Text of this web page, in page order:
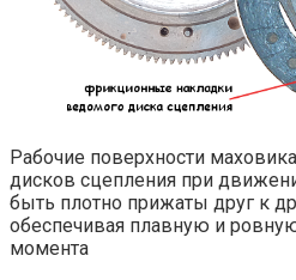
Рабочие поверхности
дисков сцепления при
быть плотно прижаты друг к
обеспечивая плавную и
момента